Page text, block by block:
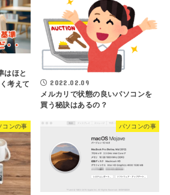
はほと
考えて
2022.02.09
メルカリで状態の良いパソコンを
買う秘訣はあるの？
コンの事 パソコンの事